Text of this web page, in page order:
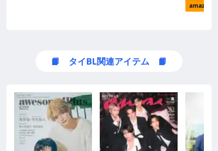
amazon
📙 タイBL関連アイテム 📙